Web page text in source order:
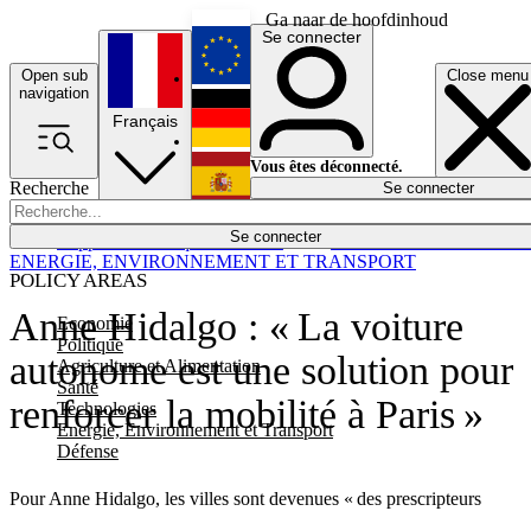
Ga naar de hoofdinhoud
Open sub
navigation
Close menu
Recherche
Se connecter
POLICY AREAS
Economie
Politique
Agriculture et Alimentation
Santé
Technologies
Energie, Environnement et Transport
Défense
Économie
Français
English
Deutsch
Español
Se connecter
Vous êtes déconnecté.
Se connecter
Anne Hidalgo : « La voiture
autonome est une solution pour
renforcer la mobilité à Paris »
Pour Anne Hidalgo, les villes sont devenues « des prescripteurs
ENERGIE, ENVIRONNEMENT ET TRANSPORT